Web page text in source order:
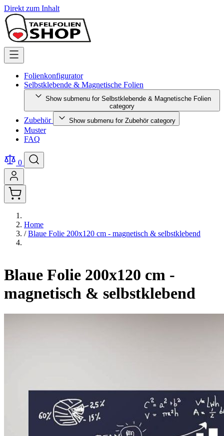
Direkt zum Inhalt
Folienkonfigurator
Selbstklebende & Magnetische Folien
Show submenu for Selbstklebende & Magnetische Folien
category
Zubehör Show submenu for Zubehör category
Muster
FAQ
0
Home
/ Blaue Folie 200x120 cm - magnetisch & selbstklebend
Blaue Folie 200x120 cm -
magnetisch & selbstklebend